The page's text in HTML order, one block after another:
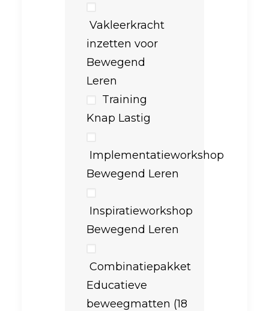
Vakleerkracht
inzetten voor
Bewegend
Leren
Training
Knap Lastig
Implementatieworkshop
Bewegend Leren
Inspiratieworkshop
Bewegend Leren
Combinatiepakket
Educatieve
beweegmatten (18